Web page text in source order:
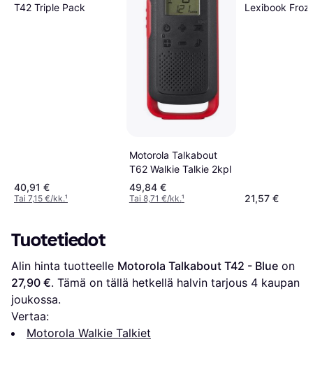
T42 Triple Pack
40,91 €
Tai 7,15 €/kk.¹
Motorola Talkabout
T62 Walkie Talkie 2kpl
49,84 €
Tai 8,71 €/kk.¹
Lexibook
21,57 €
Tuotetiedot
Alin hinta tuotteelle Motorola Talkabout T42 - Blue
27,90 €. Tämä on tällä hetkellä halvin tarjous 4 kaupan
joukossa.
Vertaa:
Motorola Walkie Talkiet